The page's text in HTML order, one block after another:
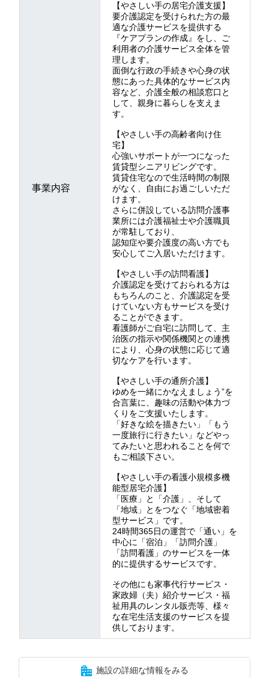
事業内容
【やさしい手の居宅介護支援】
要介護認定を受けられた方の最
適な介護サービスを提供する
『ケアプランの作成』をし、ご
利用者の介護サービス全体を管
理します。
面倒な行政の手続きや心身の状
態にあった具体的なサービス内
容など、介護全般の相談窓口と
して、親身に暮らしを支えま
す。
【やさしい手の高齢者向け住
宅】
心強いサポートが一つになった
賃貸型シニアリビングです。
賃貸住宅なので生活時間の制限
がなく、自由にお過ごしいただ
けます。
さらに併設している訪問介護事
業所には介護福祉士や介護職員
が常駐しており、
認知症や要介護度の高い方でも
安心してご入居いただけます。
【やさしい手の訪問看護】
介護認定を受けておられる方は
もちろんのこと、介護認定を受
けていない方もサービスを受け
ることができます。
看護師がご自宅に訪問して、主
治医の指示や関係機関との連携
により、心身の状態に応じて適
切なケアを行います。
【やさしい手の通所介護】
ゆめを一緒にかなえましょう”を
合言葉に、趣味の活動や体力づ
くりをご支援いたします。
「好きな絵を描きたい」「もう
一度旅行に行きたい」などやっ
てみたいと思われることを何で
もご相談下さい。
【やさしい手の看護小規模多機
能型居宅介護】
「医療」と「介護」、そして
「地域」とをつなぐ「地域密着
型サービス」です。
24時間365日の運営で「通い」を
中心に「宿泊」「訪問介護」
「訪問看護」のサービスを一体
的に提供するサービスです。
その他にも家事代行サービス・
家政婦（夫）紹介サービス・福
祉用具のレンタル販売等、様々
な在宅生活支援のサービスを提
供しております。
施設の詳細な情報をみる